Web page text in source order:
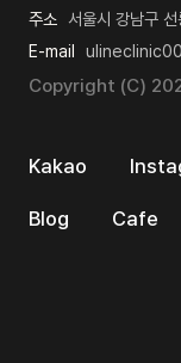
주소 서울시 강남구
E-mail
Copyright (C)
Kakao
Blog Cafe